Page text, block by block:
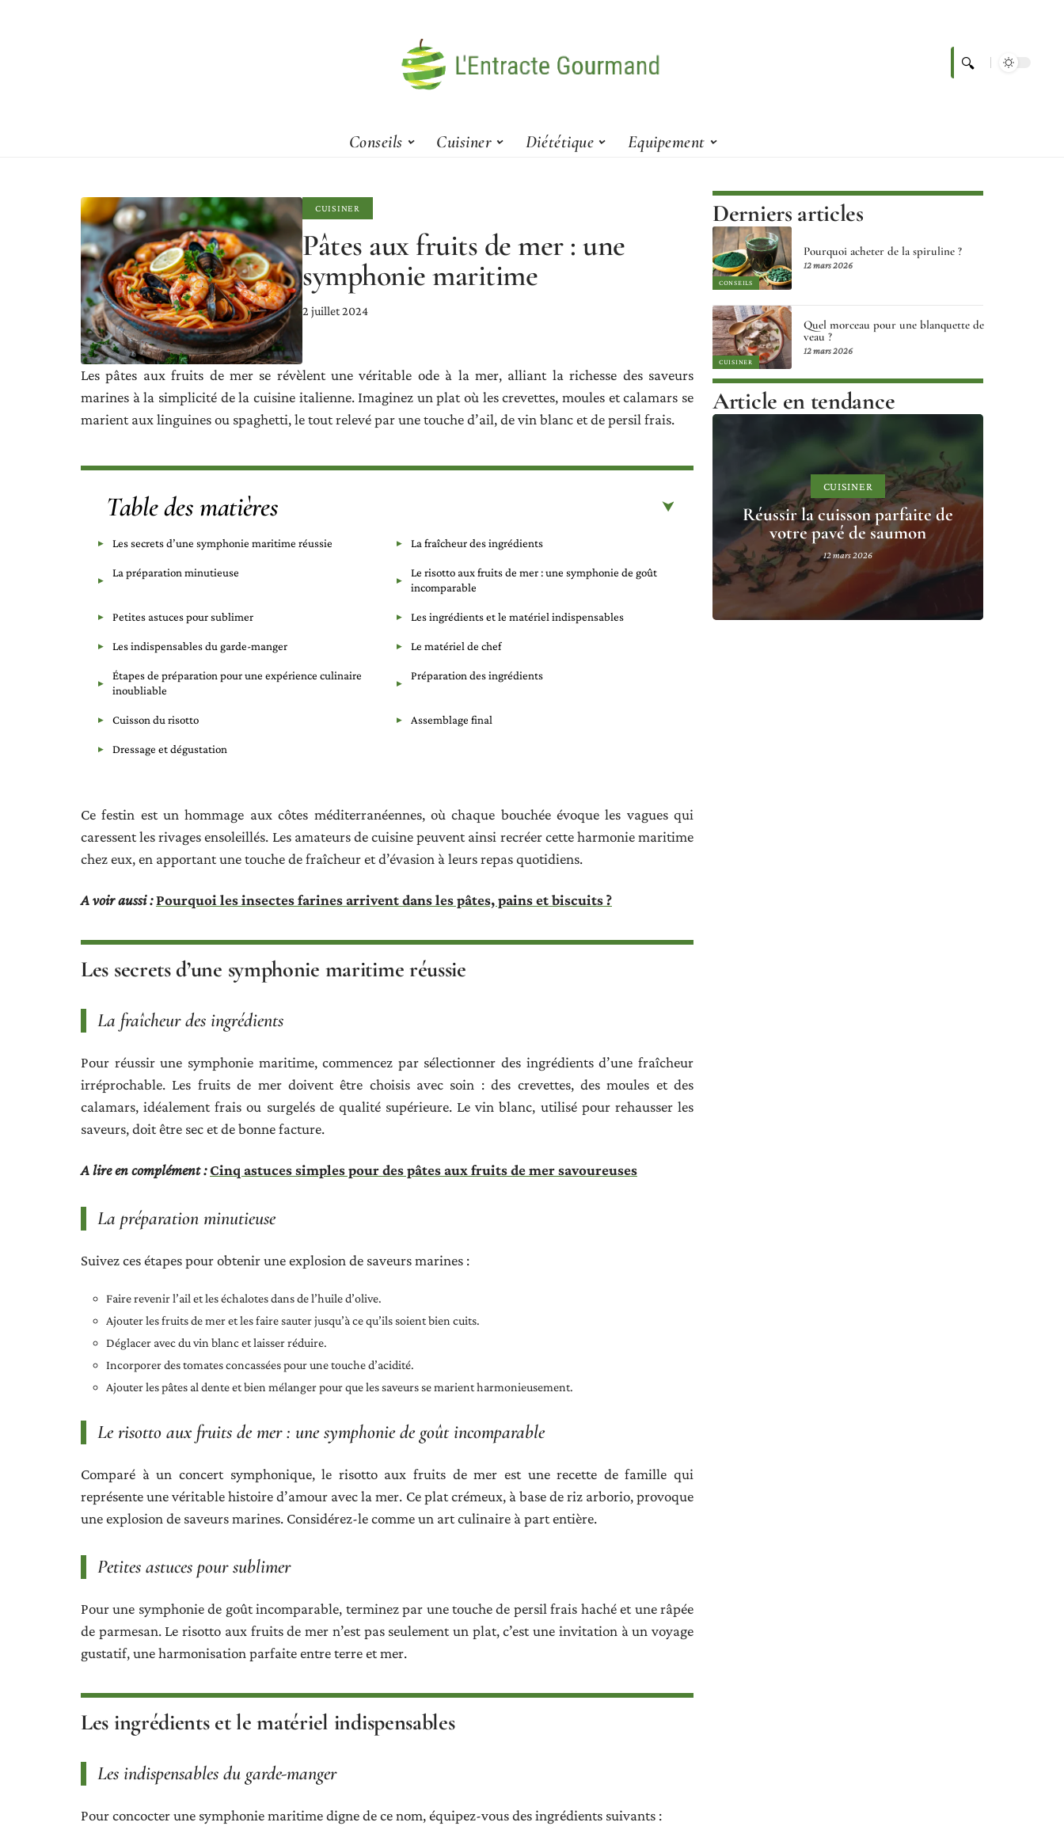
Conseils Cuisiner Diététique Equipement
CUISINER
Pâtes aux fruits de mer : une
symphonie maritime
2 juillet 2024
Les pâtes aux fruits de mer se révèlent une véritable ode à la mer, alliant la richesse des saveurs
marines à la simplicité de la cuisine italienne. Imaginez un plat où les crevettes, moules et calamars se
marient aux linguines ou spaghetti, le tout relevé par une touche d’ail, de vin blanc et de persil frais.
Table des matières
Les secrets d’une symphonie maritime réussie La fraîcheur des ingrédients
La préparation minutieuse
Le risotto aux fruits de mer : une symphonie de goût
incomparable
Petites astuces pour sublimer Les ingrédients et le matériel indispensables
Les indispensables du garde-manger Le matériel de chef
Étapes de préparation pour une expérience culinaire
inoubliable
Préparation des ingrédients
Cuisson du risotto Assemblage final
Dressage et dégustation
Ce festin est un hommage aux côtes méditerranéennes, où chaque bouchée évoque les vagues qui
caressent les rivages ensoleillés. Les amateurs de cuisine peuvent ainsi recréer cette harmonie maritime
chez eux, en apportant une touche de fraîcheur et d’évasion à leurs repas quotidiens.
A voir aussi :Pourquoi les insectes farines arrivent dans les pâtes, pains et biscuits ?
Les secrets d’une symphonie maritime réussie
La fraîcheur des ingrédients
Pour réussir une symphonie maritime, commencez par sélectionner des ingrédients d’une fraîcheur
irréprochable. Les fruits de mer doivent être choisis avec soin : des crevettes, des moules et des
calamars, idéalement frais ou surgelés de qualité supérieure. Le vin blanc, utilisé pour rehausser les
saveurs, doit être sec et de bonne facture.
A lire en complément :Cinq astuces simples pour des pâtes aux fruits de mer savoureuses
La préparation minutieuse
Suivez ces étapes pour obtenir une explosion de saveurs marines :
Faire revenir l’ail et les échalotes dans de l’huile d’olive.
Ajouter les fruits de mer et les faire sauter jusqu’à ce qu’ils soient bien cuits.
Déglacer avec du vin blanc et laisser réduire.
Incorporer des tomates concassées pour une touche d’acidité.
Ajouter les pâtes al dente et bien mélanger pour que les saveurs se marient harmonieusement.
Le risotto aux fruits de mer : une symphonie de goût incomparable
Comparé à un concert symphonique, le risotto aux fruits de mer est une recette de famille qui
représente une véritable histoire d’amour avec la mer. Ce plat crémeux, à base de riz arborio, provoque
une explosion de saveurs marines. Considérez-le comme un art culinaire à part entière.
Petites astuces pour sublimer
Pour une symphonie de goût incomparable, terminez par une touche de persil frais haché et une râpée
de parmesan. Le risotto aux fruits de mer n’est pas seulement un plat, c’est une invitation à un voyage
gustatif, une harmonisation parfaite entre terre et mer.
Les ingrédients et le matériel indispensables
Les indispensables du garde-manger
Pour concocter une symphonie maritime digne de ce nom, équipez-vous des ingrédients suivants :
Derniers articles
CONSEILS
Pourquoi acheter de la spiruline ?
12 mars 2026
CUISINER
Quel morceau pour une blanquette de
veau ?
12 mars 2026
Article en tendance
CUISINER
Réussir la cuisson parfaite de
votre pavé de saumon
12 mars 2026